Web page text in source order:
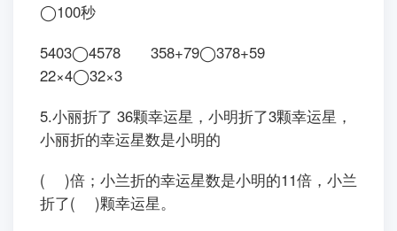
◯100秒
5403◯4578 358+79◯378+59
22×4◯32×3
5.小丽折了 36颗幸运星，小明折了3颗幸运星，
小丽折的幸运星数是小明的
( )倍；小兰折的幸运星数是小明的11倍，小兰
折了( )颗幸运星。